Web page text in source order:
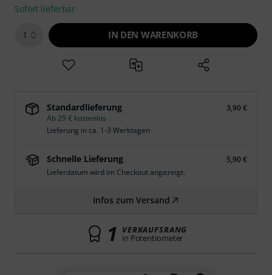
Sofort lieferbar
1 IN DEN WARENKORB
Standardlieferung
3,90 €
Ab 29 € kostenlos
Lieferung in ca. 1-3 Werktagen
Schnelle Lieferung
5,90 €
Lieferdatum wird im Checkout angezeigt.
Infos zum Versand
1 VERKAUFSRANG
in Potentiometer